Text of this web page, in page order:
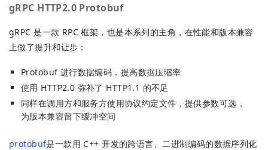
gRPC HTTP2.0 Protobuf
gRPC 是一款 RPC 框架，也是本系列的主角，在性能和版本兼容
上做了提升和让步：
Protobuf 进行数据编码，提高数据压缩率
使用 HTTP2.0 弥补了 HTTP1.1 的不足
同样在调用方和服务方使用协议约定文件，提供参数可选，
为版本兼容留下缓冲空间
protobuf是一款用 C++ 开发的跨语言、二进制编码的数据序列化